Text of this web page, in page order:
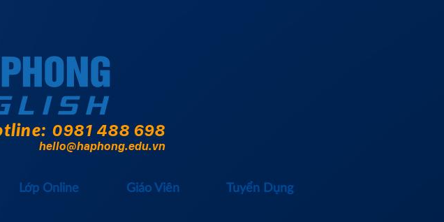
0981 488 698
hello@haphong.edu.vn
Lớp Online Giáo Viên Tuyển Dụng